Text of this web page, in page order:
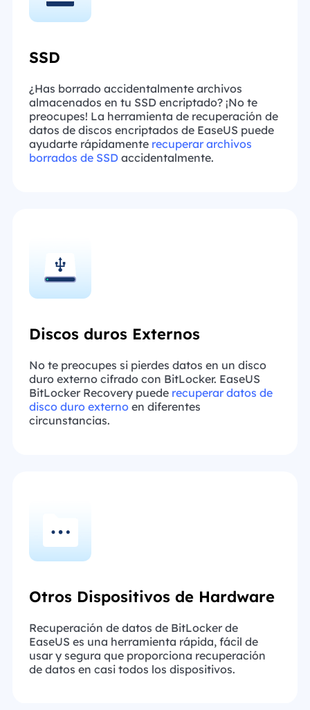
SSD
¿Has borrado accidentalmente archivos
almacenados en tu SSD encriptado? ¡No te
preocupes! La herramienta de recuperación de
datos de discos encriptados de EaseUS puede
ayudarte rápidamente recuperar archivos
borrados de SSDaccidentalmente.
Discos duros Externos
No te preocupes si pierdes datos en un disco
duro externo cifrado con BitLocker. EaseUS
BitLocker Recovery puede recuperar datos de
disco duro externoen diferentes
circunstancias.
Otros Dispositivos de Hardware
Recuperación de datos de BitLocker de
EaseUS es una herramienta rápida, fácil de
usar y segura que proporciona recuperación
de datos en casi todos los dispositivos.